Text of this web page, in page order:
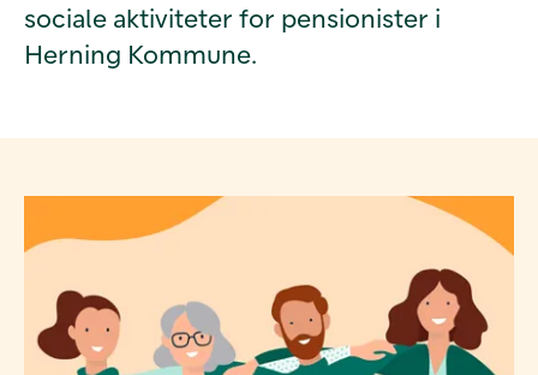
sociale aktiviteter for pensionister i
Herning Kommune.